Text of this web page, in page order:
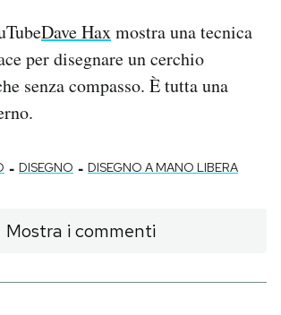
Mondiali calcio 2026
Dave Haxmostra una tecnica
per disegnare un cerchio
senza compasso. È tutta una
- DISEGNO - DISEGNO A MANO LIBERA
Mostra i commenti